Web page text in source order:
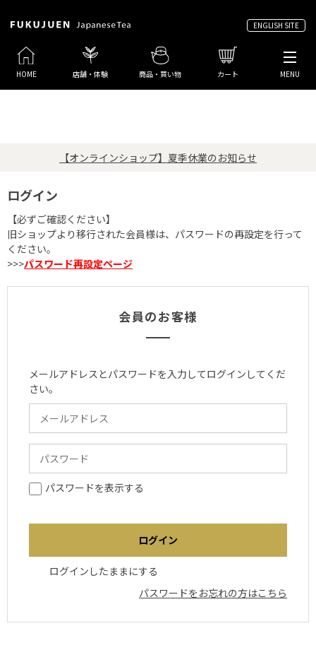
ENGLISH SITE
HOME 店舗・体験 商品・買い物 カート MENU
【オンラインショップ】夏季休業のお知らせ
ログイン
【必ずご確認ください】
旧ショップより移行された会員様は、パスワードの再設定を行って
ください。
>>>パスワード再設定ページ
会員のお客様
メールアドレスとパスワードを入力してログインしてくだ
さい。
パスワードを表示する
ログインしたままにする
パスワードをお忘れの方はこちら